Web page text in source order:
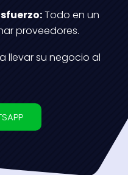
Todo en un
proveedores.
llevar su negocio al